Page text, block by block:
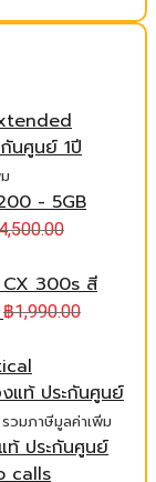
นศูนย์ 1ปี
- 5GB
300s สี
฿1,990.00
แท้ ประกันศูนย์
รวมภาษีมูลค่าเพิ่ม